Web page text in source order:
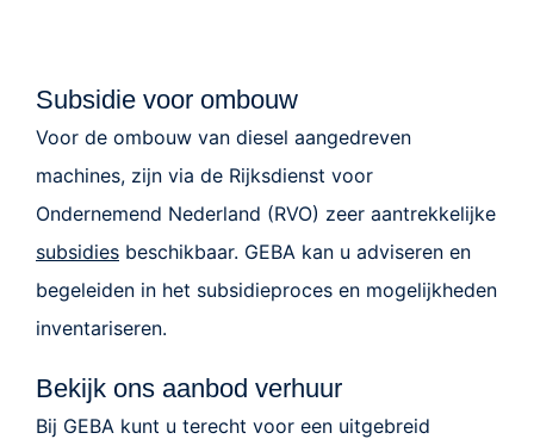
Subsidie voor ombouw
Voor de ombouw van diesel aangedreven
machines, zijn via de Rijksdienst voor
Ondernemend Nederland (RVO) zeer aantrekkelijke
subsidies beschikbaar. GEBA kan u adviseren en
begeleiden in het subsidieproces en mogelijkheden
inventariseren.
Bekijk ons aanbod verhuur
Bij GEBA kunt u terecht voor een uitgebreid